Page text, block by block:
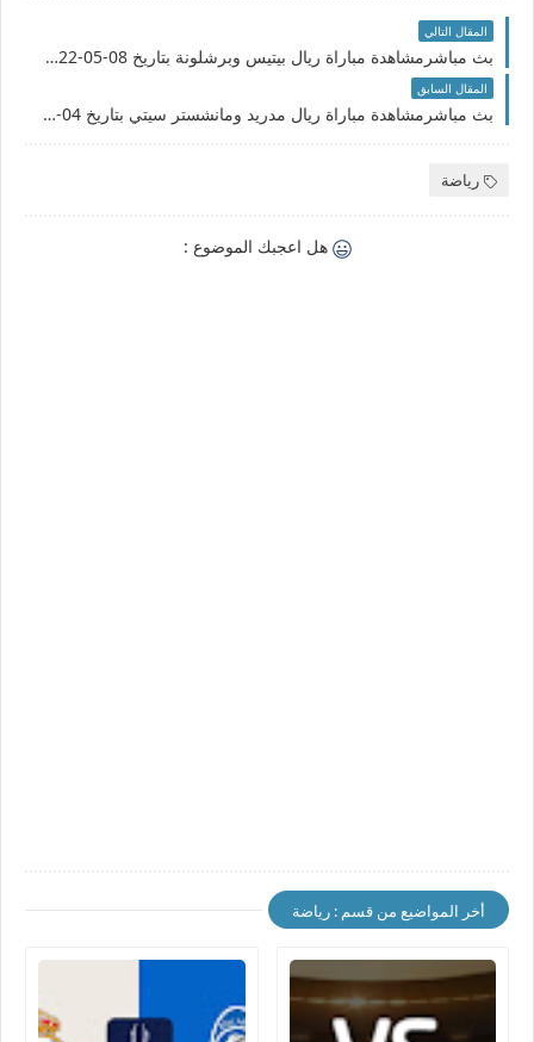
المقال التالي
بث مباشرمشاهدة مباراة ريال بيتيس وبرشلونة بتاريخ 08-05-2022 الدوري الاسباني
المقال السابق
بث مباشرمشاهدة مباراة ريال مدريد ومانشستر سيتي بتاريخ 04-05-2022 دوري أبطال أوروبا
رياضة
هل اعجبك الموضوع :
أخر المواضيع من قسم : رياضة